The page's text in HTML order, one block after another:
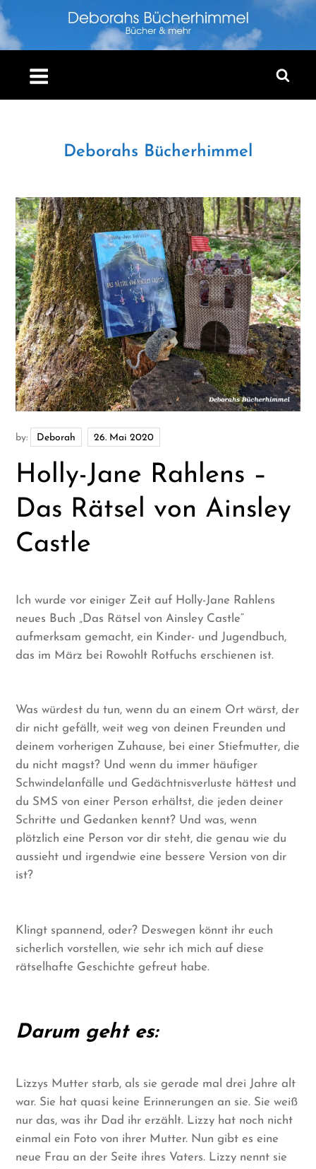
Skip
to
content
Deborahs Bücherhimmel
by: Deborah
Holly-Jane Rahlens –
Das Rätsel von Ainsley
Castle
Ich wurde vor einiger Zeit auf Holly-Jane Rahlens
neues Buch „Das Rätsel von Ainsley Castle“
aufmerksam gemacht, ein Kinder- und Jugendbuch,
das im März bei Rowohlt Rotfuchs erschienen ist.
Was würdest du tun, wenn du an einem Ort wärst, der
dir nicht gefällt, weit weg von deinen Freunden und
deinem vorherigen Zuhause, bei einer Stiefmutter, die
du nicht magst? Und wenn du immer häufiger
Schwindelanfälle und Gedächtnisverluste hättest und
du SMS von einer Person erhältst, die jeden deiner
Schritte und Gedanken kennt? Und was, wenn
plötzlich eine Person vor dir steht, die genau wie du
aussieht und irgendwie eine bessere Version von dir
ist?
Klingt spannend, oder? Deswegen könnt ihr euch
sicherlich vorstellen, wie sehr ich mich auf diese
rätselhafte Geschichte gefreut habe.
Darum geht es:
Lizzys Mutter starb, als sie gerade mal drei Jahre alt
war. Sie hat quasi keine Erinnerungen an sie. Sie weiß
nur das, was ihr Dad ihr erzählt. Lizzy hat noch nicht
einmal ein Foto von ihrer Mutter. Nun gibt es eine
neue Frau an der Seite ihres Vaters. Lizzy nennt sie